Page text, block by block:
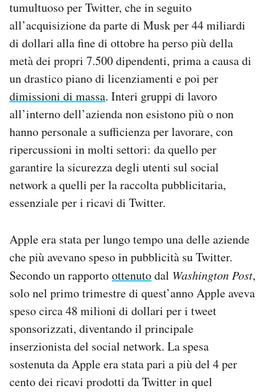
tumultuoso per Twitter, che in seguito
all’acquisizione da parte di Musk per 44 miliardi
di dollari alla fine di ottobre ha perso più della
metà dei propri 7.500 dipendenti, prima a causa di
un drastico piano di licenziamenti e poi per
dimissioni di massa. Interi gruppi di lavoro
all’interno dell’azienda non esistono più o non
hanno personale a sufficienza per lavorare, con
ripercussioni in molti settori: da quello per
garantire la sicurezza degli utenti sul social
network a quelli per la raccolta pubblicitaria,
essenziale per i ricavi di Twitter.
Apple era stata per lungo tempo una delle aziende
che più avevano speso in pubblicità su Twitter.
Secondo un rapportoottenutodal Washington Post,
solo nel primo trimestre di quest’anno Apple aveva
speso circa 48 milioni di dollari per i tweet
sponsorizzati, diventando il principale
inserzionista del social network. La spesa
sostenuta da Apple era stata pari a più del 4 per
cento dei ricavi prodotti da Twitter in quel